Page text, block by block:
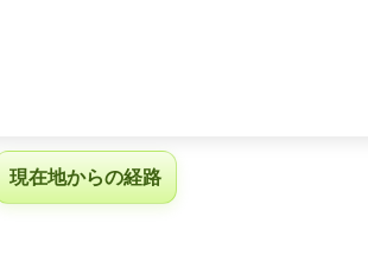
現在地からの経路